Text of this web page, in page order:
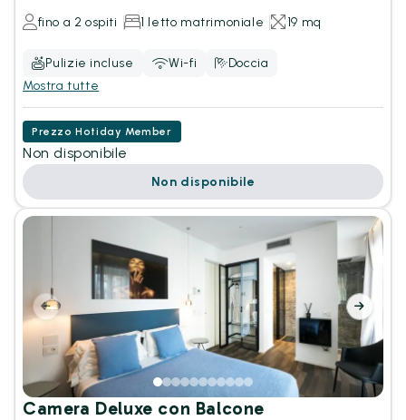
fino a 2 ospiti 1 letto matrimoniale 19 mq
Pulizie incluse Wi-fi
Doccia
Mostra tutte
Prezzo Hotiday Member
Non disponibile
Non disponibile
Camera Deluxe con Balcone